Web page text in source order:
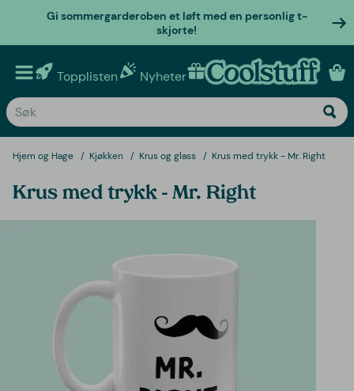
Gi sommergarderoben et løft med en personlig t-
skjorte!
Topplisten Nyheter Personlige gaver
Hjem og Hage Kjøkken Krus og glass Krus med trykk - Mr. Right
Krus med trykk - Mr. Right